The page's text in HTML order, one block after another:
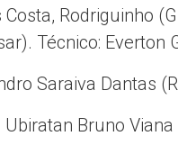
Rodriguinho
Técnico: Everton
Saraiva Dantas
Ubiratan Bruno